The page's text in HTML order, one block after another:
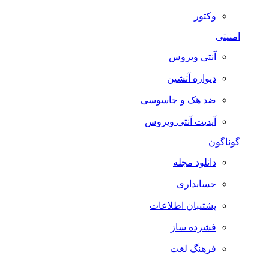
وکتور
امنیتی
آنتی ویروس
دیواره آتشین
ضد هک و جاسوسی
آپدیت آنتی ویروس
گوناگون
دانلود مجله
حسابداری
پشتیبان اطلاعات
فشرده ساز
فرهنگ لغت